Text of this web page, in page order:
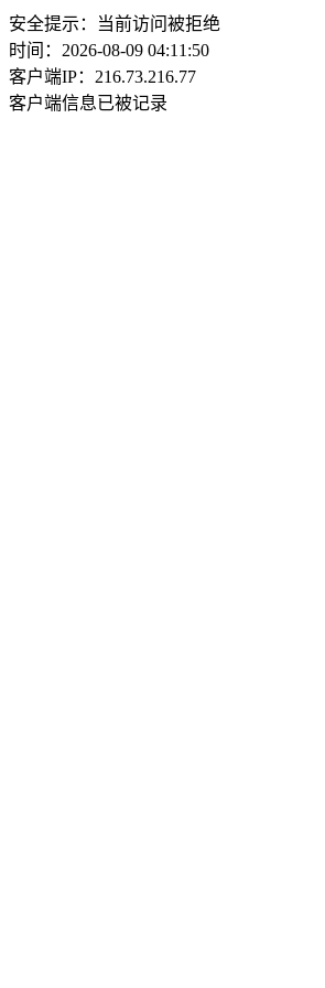
安全提示：当前访问被拒绝
时间：2026-08-09 04:11:50
客户端IP：216.73.216.77
客户端信息已被记录